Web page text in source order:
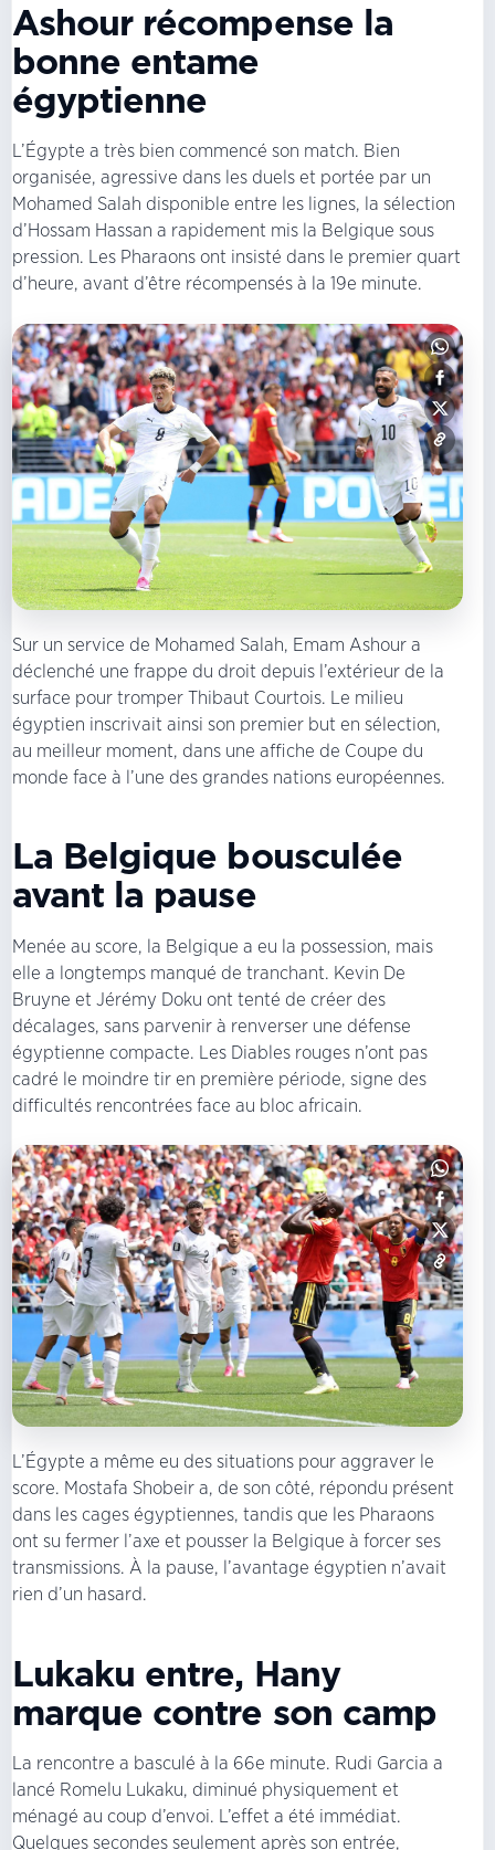
Ashour récompense la
bonne entame
égyptienne
L’Égypte a très bien commencé son match. Bien
organisée, agressive dans les duels et portée par un
Mohamed Salah disponible entre les lignes, la sélection
d’Hossam Hassan a rapidement mis la Belgique sous
pression. Les Pharaons ont insisté dans le premier quart
d’heure, avant d’être récompensés à la 19e minute.
Sur un service de Mohamed Salah, Emam Ashour a
déclenché une frappe du droit depuis l’extérieur de la
surface pour tromper Thibaut Courtois. Le milieu
égyptien inscrivait ainsi son premier but en sélection,
au meilleur moment, dans une affiche de Coupe du
monde face à l’une des grandes nations européennes.
La Belgique bousculée
avant la pause
Menée au score, la Belgique a eu la possession, mais
elle a longtemps manqué de tranchant. Kevin De
Bruyne et Jérémy Doku ont tenté de créer des
décalages, sans parvenir à renverser une défense
égyptienne compacte. Les Diables rouges n’ont pas
cadré le moindre tir en première période, signe des
difficultés rencontrées face au bloc africain.
L’Égypte a même eu des situations pour aggraver le
score. Mostafa Shobeir a, de son côté, répondu présent
dans les cages égyptiennes, tandis que les Pharaons
ont su fermer l’axe et pousser la Belgique à forcer ses
transmissions. À la pause, l’avantage égyptien n’avait
rien d’un hasard.
Lukaku entre, Hany
marque contre son camp
La rencontre a basculé à la 66e minute. Rudi Garcia a
lancé Romelu Lukaku, diminué physiquement et
ménagé au coup d’envoi. L’effet a été immédiat.
Quelques secondes seulement après son entrée,